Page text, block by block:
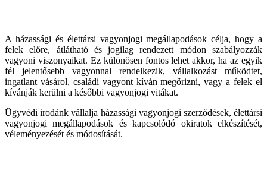
A házassági és élettársi vagyonjogi megállapodások célja, hogy a
felek előre, átlátható és jogilag rendezett módon szabályozzák
vagyoni viszonyaikat. Ez különösen fontos lehet akkor, ha az egyik
fél jelentősebb vagyonnal rendelkezik, vállalkozást működtet,
ingatlant vásárol, családi vagyont kíván megőrizni, vagy a felek el
kívánják kerülni a későbbi vagyonjogi vitákat.
Ügyvédi irodánk vállalja házassági vagyonjogi szerződések, élettársi
vagyonjogi megállapodások és kapcsolódó okiratok elkészítését,
véleményezését és módosítását.